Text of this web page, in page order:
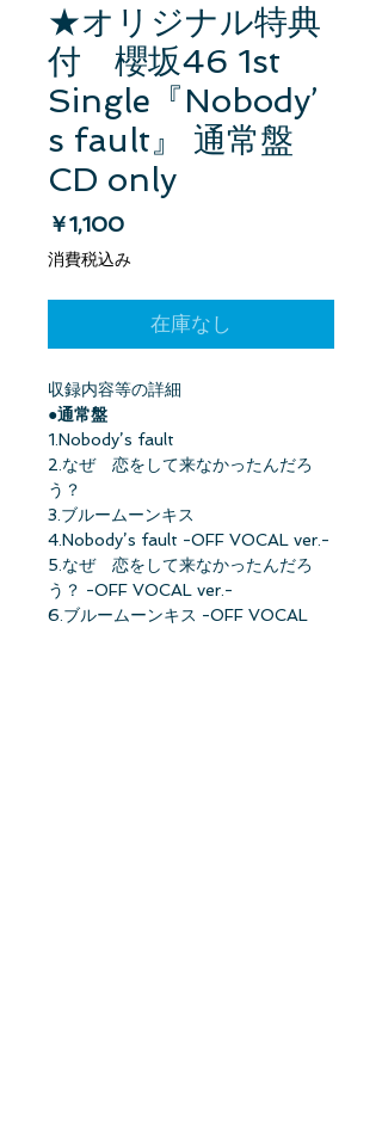
★オリジナル特典
付 櫻坂46 1st
Single『Nobody’
s fault』 通常盤
CD only
￥1,100価格
消費税込み
在庫なし
収録内容等の詳細
●通常盤
1.Nobody’s fault
2.なぜ 恋をして来なかったんだろ
う？
3.ブルームーンキス
4.Nobody’s fault -OFF VOCAL ver.-
5.なぜ 恋をして来なかったんだろ
う？ -OFF VOCAL ver.-
6.ブルームーンキス -OFF VOCAL